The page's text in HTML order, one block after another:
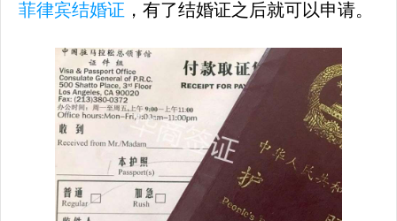
菲律宾结婚证 ，有了结婚证之后就可以申请。